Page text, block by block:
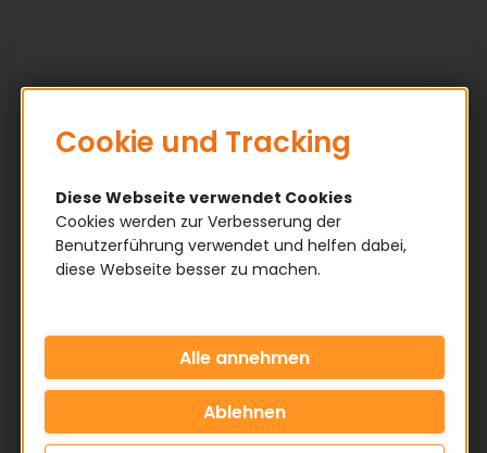
Cookie und Tracking
Diese Webseite verwendet Cookies
Cookies werden zur Verbesserung der
Benutzerführung verwendet und helfen dabei,
diese Webseite besser zu machen.